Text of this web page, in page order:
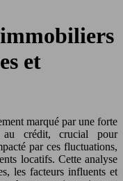
et
marqué par une forte
au crédit, crucial pour
par ces fluctuations,
locatifs. Cette analyse
les facteurs influents et